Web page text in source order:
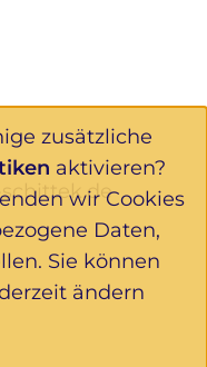
zusätzliche
aktivieren?
wir Cookies
Daten,
Sie können
ändern